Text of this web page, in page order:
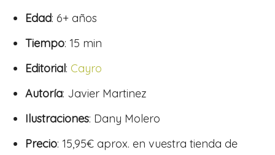
Edad: 6+ años
Tiempo: 15 min
Editorial: Cayro
Autoría: Javier Martinez
Ilustraciones: Dany Molero
Precio: 15,95€ aprox. en vuestra tienda de